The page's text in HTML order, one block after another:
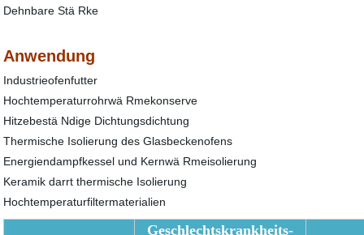
Dehnbare Stä Rke
Anwendung
Industrieofenfutter
Hochtemperaturrohrwä Rmekonserve
Hitzebestä Ndige Dichtungsdichtung
Thermische Isolierung des Glasbeckenofens
Energiendampfkessel und Kernwä Rmeisolierung
Keramik darrt thermische Isolierung
Hochtemperaturfiltermaterialien
Geschlechtskrankheits-